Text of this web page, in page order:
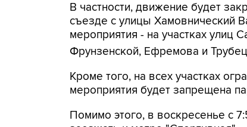
В частности, движение будет
съезде с улицы Хамовнический
мероприятия - на участках улиц
Фрунзенской, Ефремова и
Кроме того, на всех участках
мероприятия будет запрещена
Помимо этого, в воскресенье с